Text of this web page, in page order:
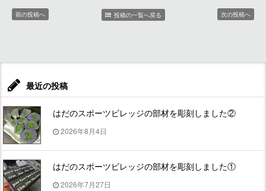
前の投稿へ 投稿の一覧へ戻る 次の投稿へ
最近の投稿
はだのスポーツビレッジの部材を彫刻しました②
2026年8月4日
はだのスポーツビレッジの部材を彫刻しました①
2026年7月27日